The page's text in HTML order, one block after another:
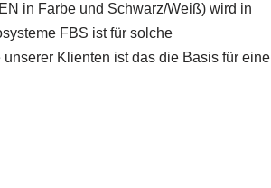
in Farbe und Schwarz/Weiß) wird in
FBS ist für solche
Klienten ist das die Basis für eine